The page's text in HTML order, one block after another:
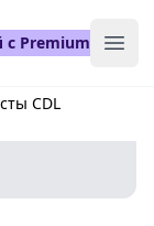
с Premium
CDL